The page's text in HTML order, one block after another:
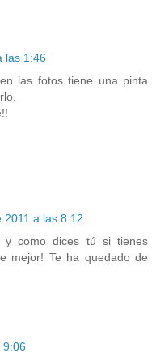
las 1:46
las fotos tiene una pinta
2011 a las 8:12
y como dices tú si tienes
mejor! Te ha quedado de
9:06